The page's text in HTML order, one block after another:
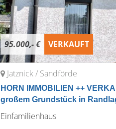
95.000,- € VERKAUFT
Jatznick / Sandförde
HORN IMMOBILIEN ++
großem Grundstück in
Einfamilienhaus